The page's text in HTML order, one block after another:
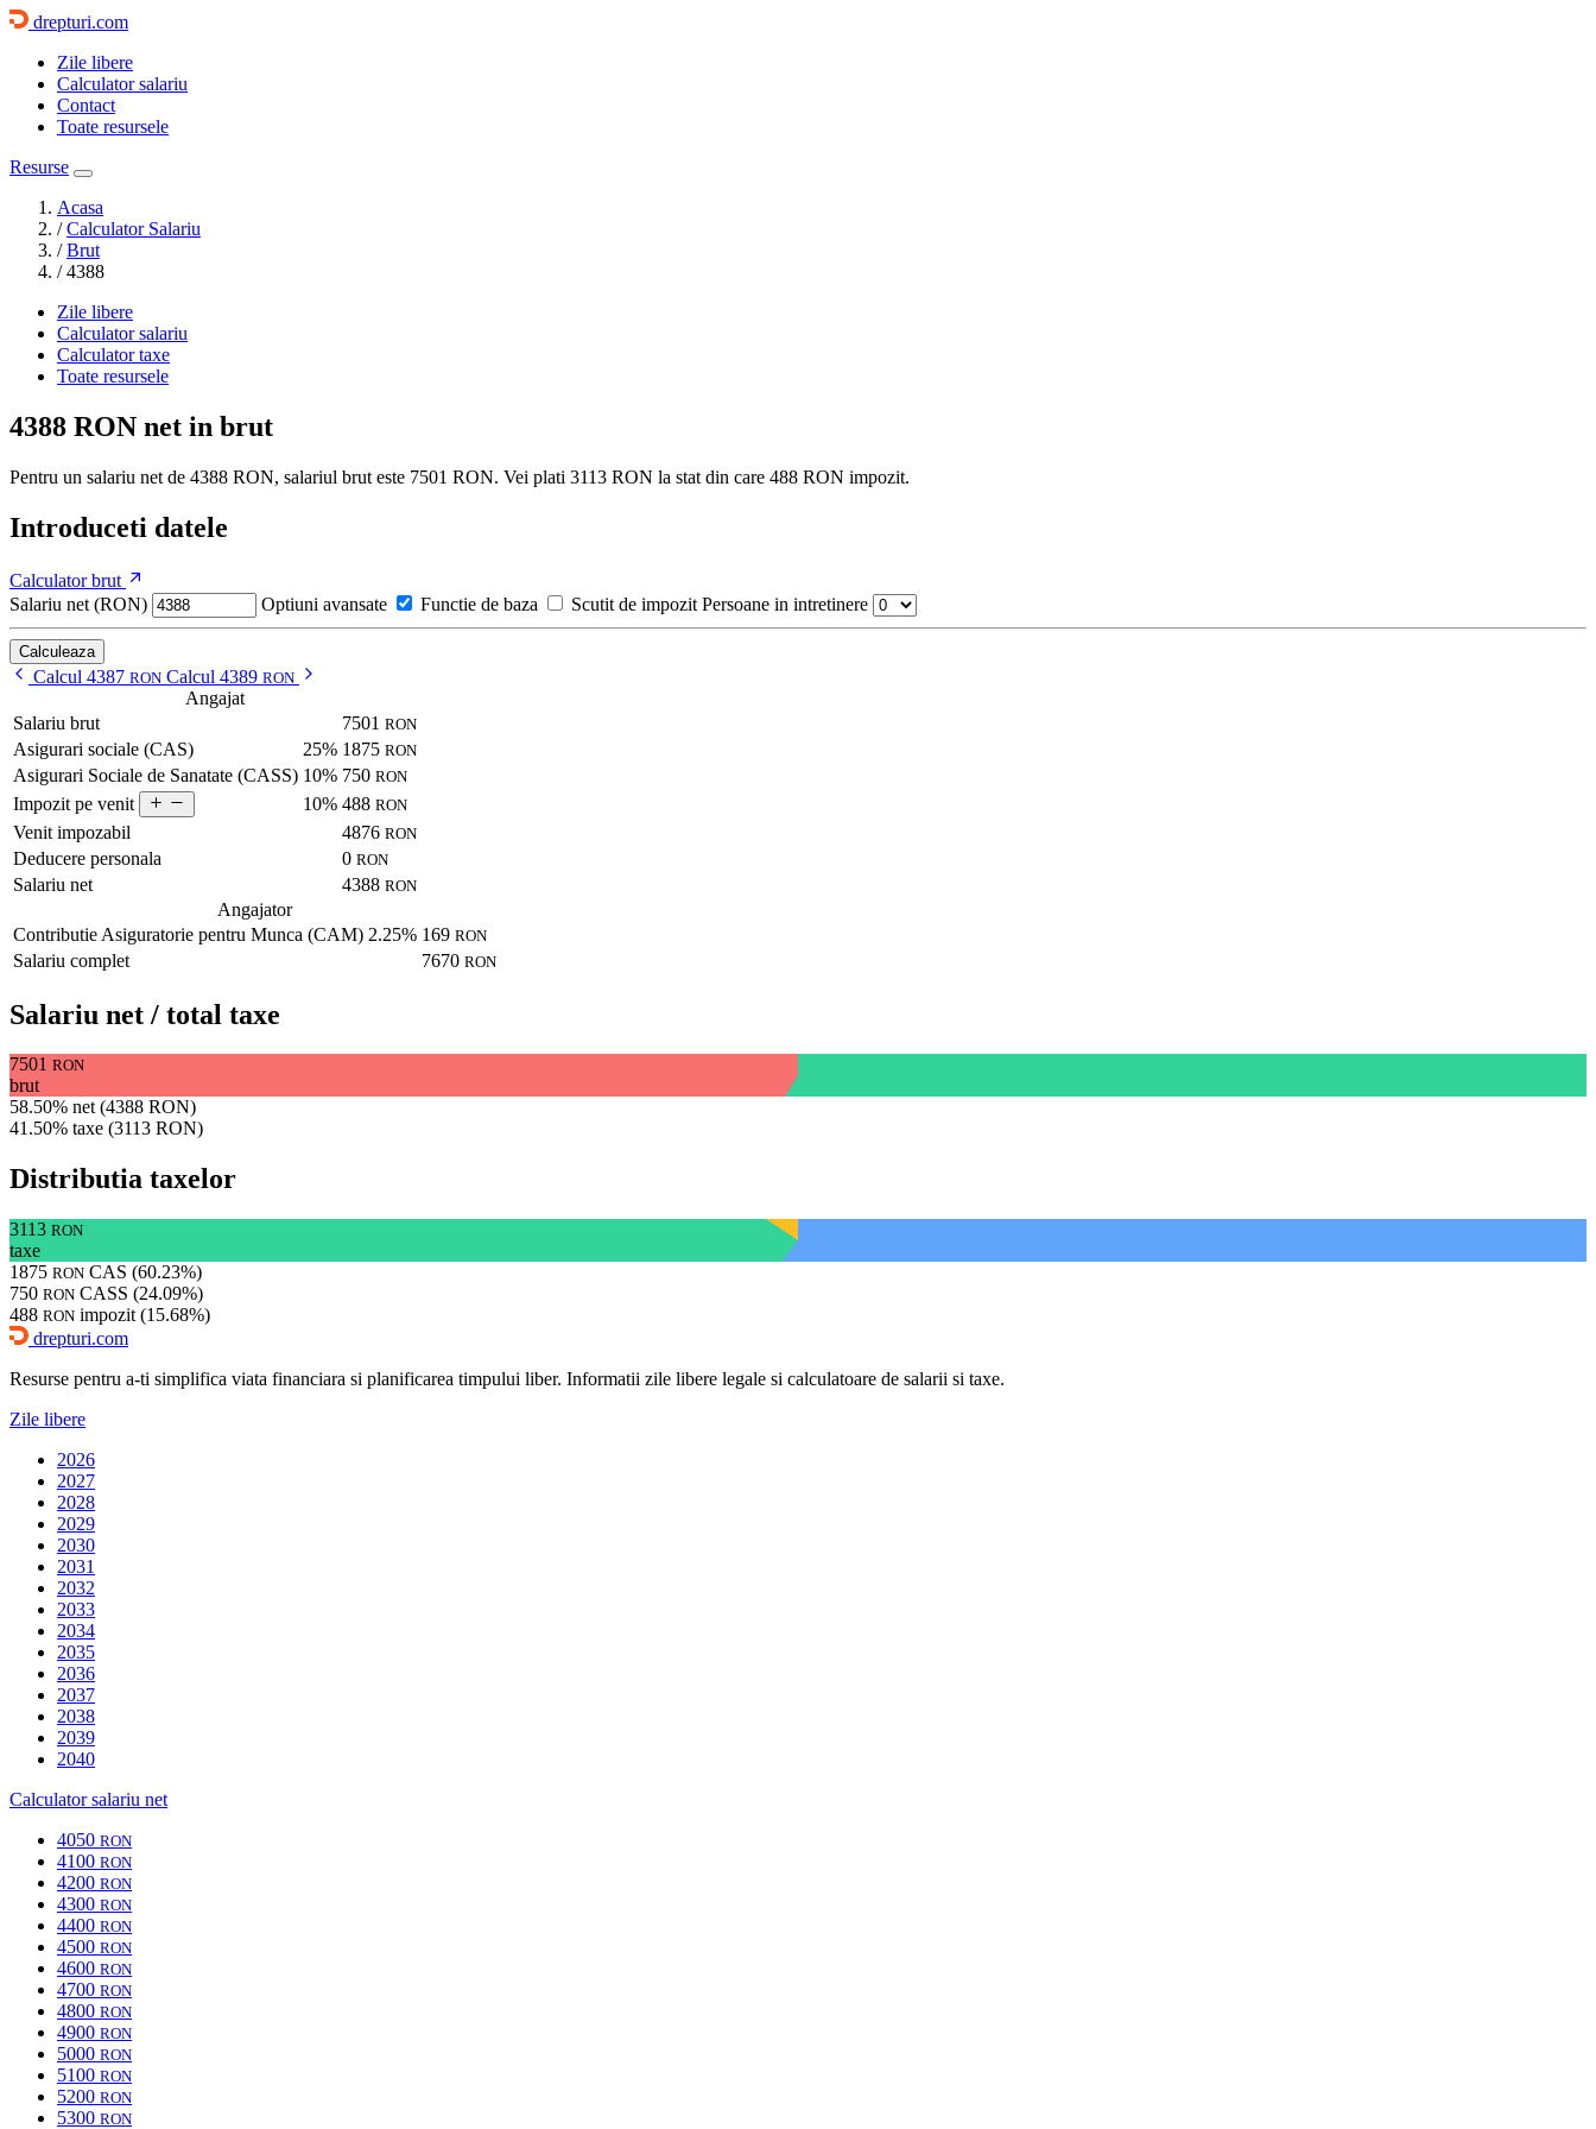
drepturi.com
Zile libere
Calculator salariu
Contact
Toate resursele
Resurse
Acasa
/ Calculator Salariu
/ Brut
/ 4388
Zile libere
Calculator salariu
Calculator taxe
Toate resursele
4388 RON net in brut
Pentru un salariu net de 4388 RON, salariul brut este 7501 RON. Vei plati 3113 RON la stat din care 488 RON impozit.
Introduceti datele
Calculator brut
Salariu net (RON)
Optiuni avansate Functie de baza Scutit de impozit Persoane in intretinere
Calculeaza
Calcul 4387 RON Calcul 4389 RON
Angajat
Salariu brut
7501 RON
Asigurari sociale (CAS) 25% 1875 RON
Asigurari Sociale de Sanatate (CASS) 10% 750 RON
Impozit pe venit 10% 488 RON
Venit impozabil 4876 RON
Deducere personala 0 RON
Salariu net 4388 RON
Angajator
Contributie Asiguratorie pentru Munca (CAM) 2.25% 169 RON
Salariu complet 7670 RON
Salariu net / total taxe
7501 RON
brut
58.50% net (4388 RON)
41.50% taxe (3113 RON)
Distributia taxelor
3113 RON
taxe
1875 RON CAS (60.23%)
750 RON CASS (24.09%)
488 RON impozit (15.68%)
drepturi.com
Resurse pentru a-ti simplifica viata financiara si planificarea timpului liber. Informatii zile libere legale si calculatoare de salarii si taxe.
Zile libere
2026
2027
2028
2029
2030
2031
2032
2033
2034
2035
2036
2037
2038
2039
2040
Calculator salariu net
4050 RON
4100 RON
4200 RON
4300 RON
4400 RON
4500 RON
4600 RON
4700 RON
4800 RON
4900 RON
5000 RON
5100 RON
5200 RON
5300 RON